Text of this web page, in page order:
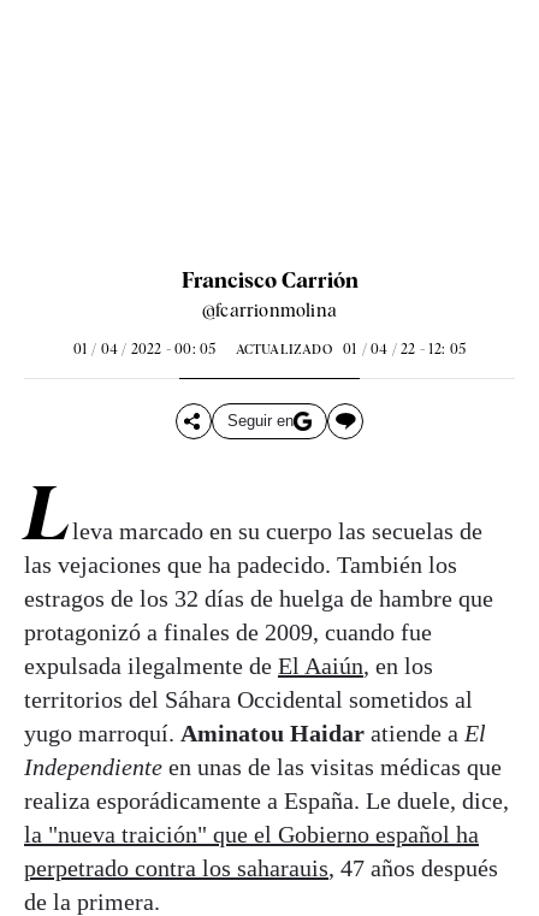
Francisco Carrión
@fcarrionmolina
01 / 04 / 2022 - 00: 05 ACTUALIZADO 01 / 04 / 22 - 12: 05
Seguir en
Lleva marcado en su cuerpo las secuelas de
las vejaciones que ha padecido. También los
estragos de los 32 días de huelga de hambre que
protagonizó a finales de 2009, cuando fue
expulsada ilegalmente de El Aaiún, en los
territorios del Sáhara Occidental sometidos al
yugo marroquí. Aminatou Haidar atiende a El
Independiente en unas de las visitas médicas que
realiza esporádicamente a España. Le duele, dice,
la "nueva traición" que el Gobierno español ha
perpetrado contra los saharauis, 47 años después
de la primera.